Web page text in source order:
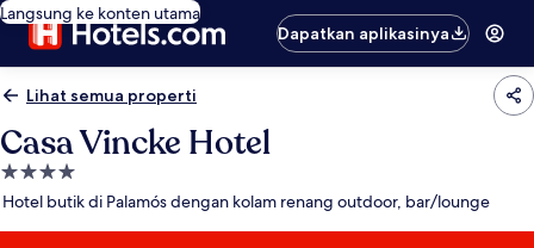
Langsung ke konten utama
Dapatkan aplikasinya
Lihat semua properti
Casa Vincke Hotel
Properti
bintang
Hotel butik di Palamós dengan kolam renang outdoor, bar/lounge